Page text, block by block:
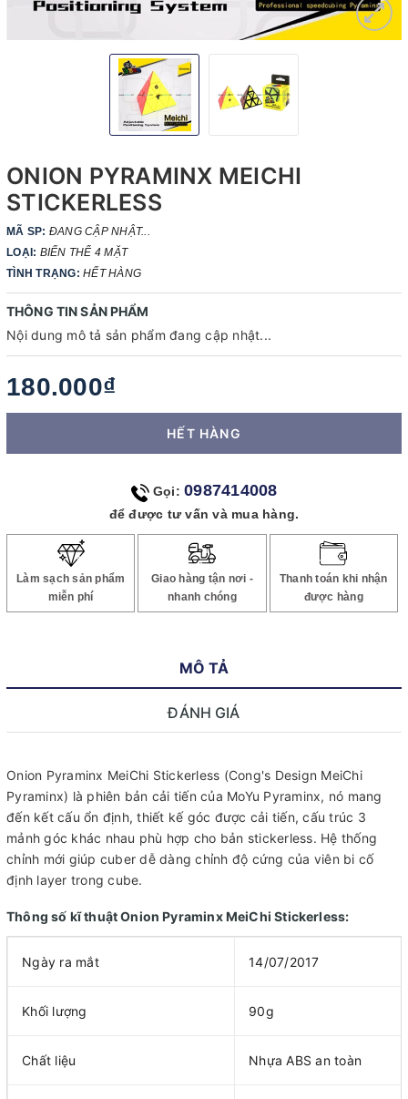
ONION PYRAMINX MEICHI
STICKERLESS
MÃ SP: ĐANG CẬP NHẬT...
LOẠI: BIẾN THỂ 4 MẶT
TÌNH TRẠNG: HẾT HÀNG
THÔNG TIN SẢN PHẨM
Nội dung mô tả sản phẩm đang cập nhật...
180.000₫
HẾT HÀNG
Gọi: 0987414008
để được tư vấn và mua hàng.
Làm sạch sản phẩm
miễn phí
Giao hàng tận nơi -
nhanh chóng
Thanh toán khi nhận
được hàng
MÔ TẢ
ĐÁNH GIÁ
Onion Pyraminx MeiChi Stickerless (Cong's Design MeiChi
Pyraminx) là phiên bản cải tiến của MoYu Pyraminx, nó mang
đến kết cấu ổn định, thiết kế góc được cải tiến, cấu trúc 3
mảnh góc khác nhau phù hợp cho bản stickerless. Hệ thống
chỉnh mới giúp cuber dễ dàng chỉnh độ cứng của viên bi cố
định layer trong cube.
Thông số kĩ thuật Onion Pyraminx MeiChi Stickerless:
Ngày ra mắt 14/07/2017
Khối lượng 90g
Chất liệu Nhựa ABS an toàn